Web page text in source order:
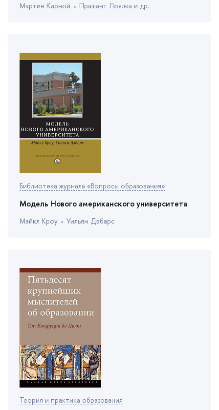
Мартин Карной Прашант Лоялка и др.
Библиотека журнала «Вопросы образования»
Модель Нового американского университета
Майкл Кроу Уильям Дэбарс
Теория и практика образования